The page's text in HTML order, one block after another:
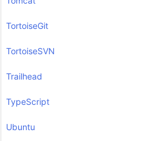
TortoiseGit
TortoiseSVN
Trailhead
TypeScript
Ubuntu